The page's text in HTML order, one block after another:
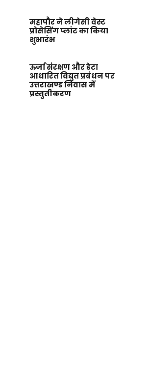
महापौर ने लीगेसी वेस्ट
प्रोसेसिंग प्लांट का किया
शुभारंभ
ऊर्जा संरक्षण और डेटा
आधारित विद्युत प्रबंधन पर
उत्तराखण्ड निवास में
प्रस्तुतीकरण